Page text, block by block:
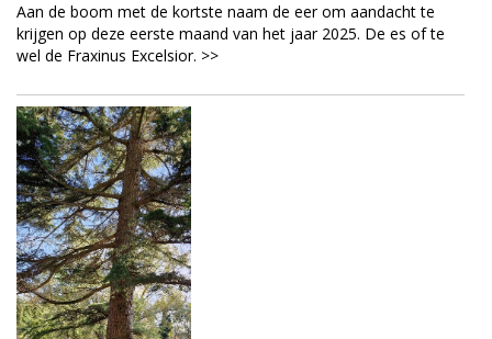
Aan de boom met de kortste naam de eer om aandacht te
krijgen op deze eerste maand van het jaar 2025. De es of te
wel de Fraxinus Excelsior. >>